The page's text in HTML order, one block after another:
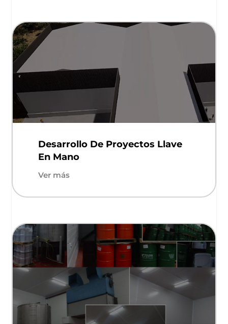
Desarrollo De Proyectos Llave
En Mano
Ver más